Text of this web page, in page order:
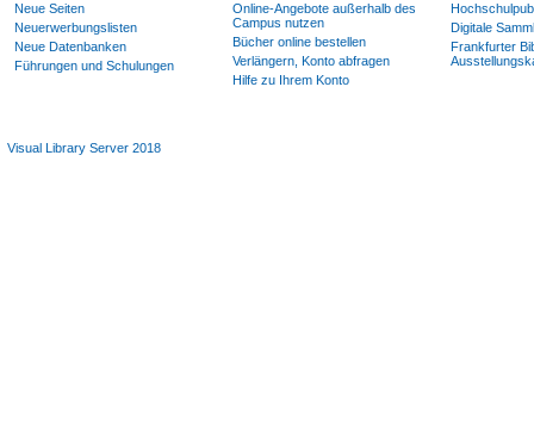
Neue Seiten
Neuerwerbungslisten
Neue Datenbanken
Führungen und Schulungen
Online-Angebote außerhalb des
Campus nutzen
Bücher online bestellen
Verlängern, Konto abfragen
Hilfe zu Ihrem Konto
Digitale
Frankfurter
Visual Library Server 2018